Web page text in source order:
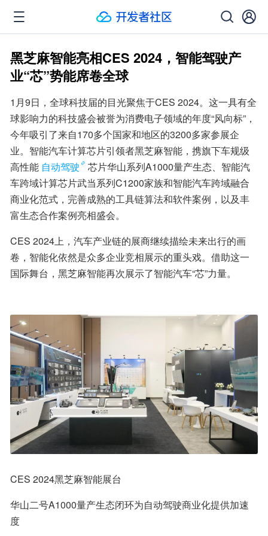
黑芝麻智能亮相CES 2024，智能驾驶产
业“芯”势能席卷全球
1月9日，全球科技届的目光聚焦于CES 2024。这一具有全
球影响力的科技盛会被誉为消费电子领域的年度“风向标”，
今年吸引了来自170多个国家和地区的3200多家参展企
业。智能汽车计算芯片引领者黑芝麻智能，携旗下车规级
高性能 自动驾驶
芯片华山系列A1000量产生态、智能汽
车跨域计算芯片武当系列C1200家族和智能汽车跨域融合
商业化范式，完善成熟的工具链算法和软件案例，以及丰
富生态合作案例亮相盛会。
CES 2024上，汽车产业链的展商继续描绘未来出行的画
卷，智能化依然是众多企业竞相展示的重头戏。借助这一
国际舞台，黑芝麻智能再次展示了智能汽车“芯”力量。
CES 2024黑芝麻智能展台
华山二号A1000量产生态闭环为自动驾驶商业化提供加速
度